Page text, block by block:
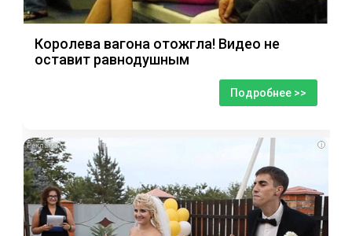
Королева вагона отожгла! Видео не
оставит равнодушным
Подробнее >>
i